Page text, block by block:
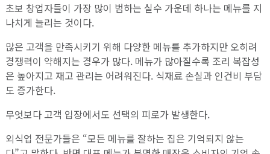
초보 창업자들이 가장 많이 범하는 실수 가운데 하나는 메뉴를 지
나치게 늘리는 것이다.
많은 고객을 만족시키기 위해 다양한 메뉴를 추가하지만 오히려
경쟁력이 약해지는 경우가 많다. 메뉴가 많아질수록 조리 복잡성
은 높아지고 재고 관리는 어려워진다. 식재료 손실과 인건비 부담
도 증가한다.
무엇보다 고객 입장에서도 선택의 피로가 발생한다.
외식업 전문가들은 “모든 메뉴를 잘하는 집은 기억되지 않는